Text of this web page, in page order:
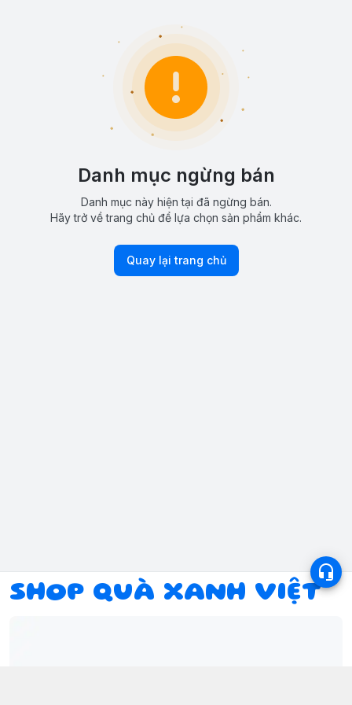
Danh mục ngừng bán
Danh mục này hiện tại đã ngừng bán.
Hãy trở về trang chủ để lựa chọn sản phẩm khác.
Quay lại trang chủ
SHOP QUÀ XANH VIỆT